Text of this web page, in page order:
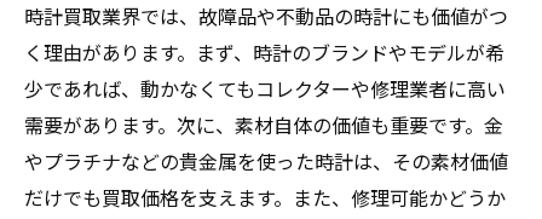
時計買取業界では、故障品や不動品の時計にも価値がつ
く理由があります。まず、時計のブランドやモデルが希
少であれば、動かなくてもコレクターや修理業者に高い
需要があります。次に、素材自体の価値も重要です。金
やプラチナなどの貴金属を使った時計は、その素材価値
だけでも買取価格を支えます。また、修理可能かどうか